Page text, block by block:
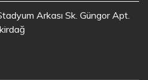
Arkası Sk. Güngor Apt.